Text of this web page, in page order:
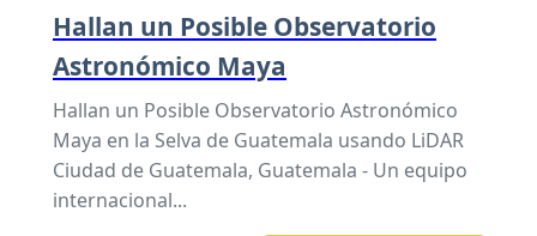
Hallan un Posible Observatorio
Astronómico Maya
Hallan un Posible Observatorio Astronómico
Maya en la Selva de Guatemala usando LiDAR
Ciudad de Guatemala, Guatemala - Un equipo
internacional...